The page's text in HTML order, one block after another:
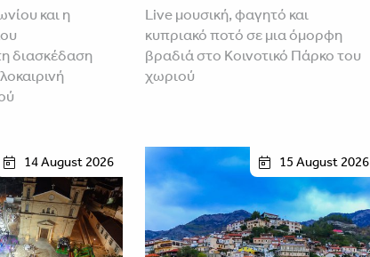
και η
διασκέδαση
Live μουσική, φαγητό και
κυπριακό ποτό σε μια όμορφη
βραδιά στο Κοινοτικό Πάρκο του
χωριού
14 August 2026 15 August 2026